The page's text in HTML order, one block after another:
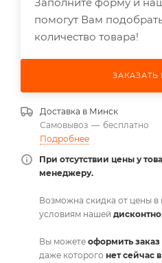
помогут Вам
количество товара!
ЗАКАЗАТЬ
Доставка в Минск
Самовывоз — бесплатно
Подробнее
При отсутствии цены у
менеджеру.
Возможна скидка от цены в
условиям нашей
Вы можете оформить заказ
даже которого нет сейчас